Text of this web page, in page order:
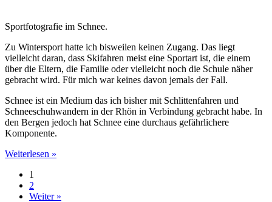
Sportfotografie im Schnee.
Zu Wintersport hatte ich bisweilen keinen Zugang. Das liegt
vielleicht daran, dass Skifahren meist eine Sportart ist, die einem
über die Eltern, die Familie oder vielleicht noch die Schule näher
gebracht wird. Für mich war keines davon jemals der Fall.
Schnee ist ein Medium das ich bisher mit Schlittenfahren und
Schneeschuhwandern in der Rhön in Verbindung gebracht habe. In
den Bergen jedoch hat Schnee eine durchaus gefährlichere
Komponente.
Weiterlesen »
1
2
Weiter »